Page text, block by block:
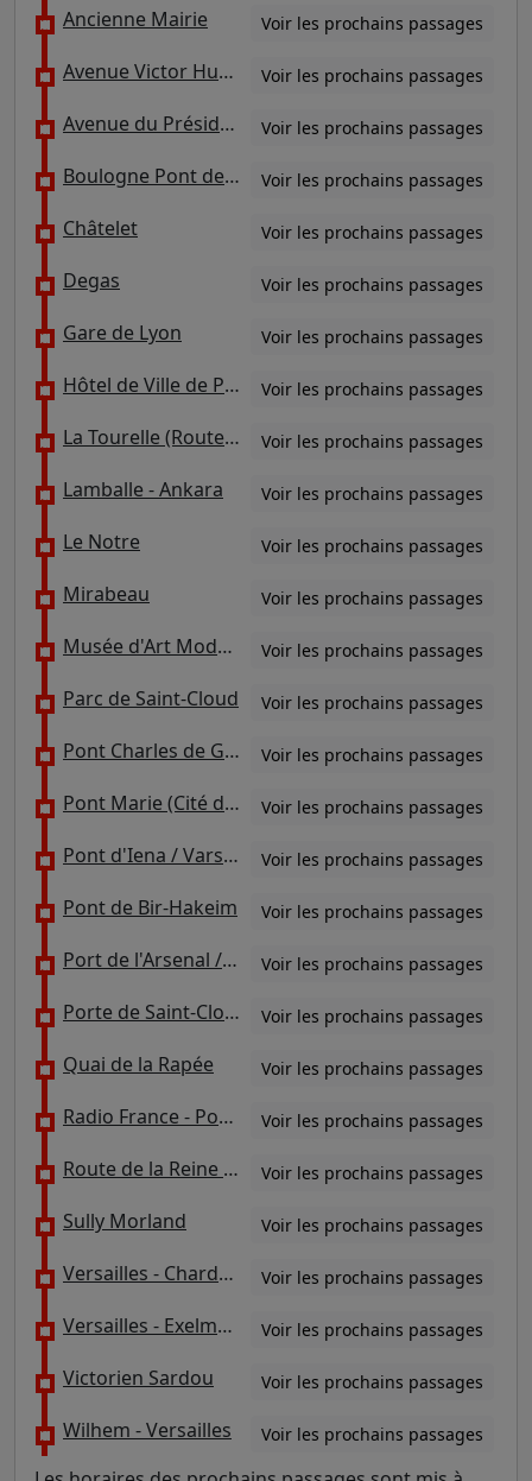
Ancienne Mairie Voir les prochains passages
Avenue Victor Hugo - Reine / Victor Hugo Voir les prochains passages
Avenue du Président Kennedy Maison de Radio France Voir les prochains passages
Boulogne Pont de Saint-Cloud / Rhin et Danube Voir les prochains passages
Châtelet Voir les prochains passages
Degas Voir les prochains passages
Gare de Lyon Voir les prochains passages
Hôtel de Ville de Paris - 4ème Arrondissement Voir les prochains passages
La Tourelle (Route de la Reine) Voir les prochains passages
Lamballe - Ankara Voir les prochains passages
Le Notre Voir les prochains passages
Mirabeau Voir les prochains passages
Musée d'Art Moderne - Palais de Tokyo Voir les prochains passages
Parc de Saint-Cloud Voir les prochains passages
Pont Charles de Gaulle Voir les prochains passages
Pont Marie (Cité des Arts) Voir les prochains passages
Pont d'Iena / Varsovie Voir les prochains passages
Pont de Bir-Hakeim Voir les prochains passages
Port de l'Arsenal / Port Henri IV Voir les prochains passages
Porte de Saint-Cloud Voir les prochains passages
Quai de la Rapée Voir les prochains passages
Radio France - Pont de Grenelle - Maurice Bourdet Voir les prochains passages
Route de la Reine - Jean Jaurès Voir les prochains passages
Sully Morland Voir les prochains passages
Versailles - Chardon Lagache Voir les prochains passages
Versailles - Exelmans Voir les prochains passages
Victorien Sardou Voir les prochains passages
Wilhem - Versailles Voir les prochains passages